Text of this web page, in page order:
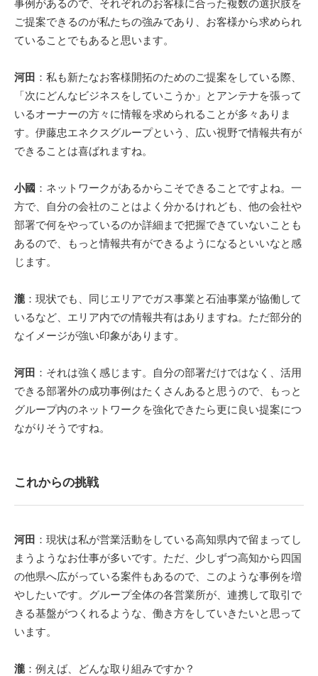
事例があるので、それぞれのお客様に合った複数の選択肢を
ご提案できるのが私たちの強みであり、お客様から求められ
ていることでもあると思います。
河田 ：私も新たなお客様開拓のためのご提案をしている際、
「次にどんなビジネスをしていこうか」とアンテナを張って
いるオーナーの方々に情報を求められることが多々ありま
す。伊藤忠エネクスグループという、広い視野で情報共有が
できることは喜ばれますね。
小國 ：ネットワークがあるからこそできることですよね。一
方で、自分の会社のことはよく分かるけれども、他の会社や
部署で何をやっているのか詳細まで把握できていないことも
あるので、もっと情報共有ができるようになるといいなと感
じます。
瀧 ：現状でも、同じエリアでガス事業と石油事業が協働して
いるなど、エリア内での情報共有はありますね。ただ部分的
なイメージが強い印象があります。
河田 ：それは強く感じます。自分の部署だけではなく、活用
できる部署外の成功事例はたくさんあると思うので、もっと
グループ内のネットワークを強化できたら更に良い提案につ
ながりそうですね。
これからの挑戦
河田 ：現状は私が営業活動をしている高知県内で留まってし
まうようなお仕事が多いです。ただ、少しずつ高知から四国
の他県へ広がっている案件もあるので、このような事例を増
やしたいです。グループ全体の各営業所が、連携して取引で
きる基盤がつくれるような、働き方をしていきたいと思って
います。
瀧 ：例えば、どんな取り組みですか？